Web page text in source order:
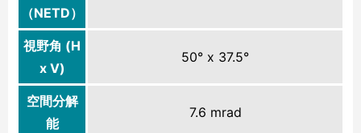
（NETD）
視野角 (H
x V)
50° x 37.5°
空間分解
能
7.6 mrad